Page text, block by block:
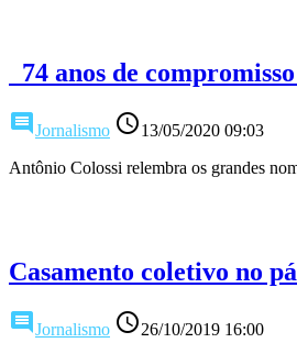
74 anos de
comment Jornalismo access_time13/05/2020 09:03
Antônio Colossi relembra os grandes
Casamento coletivo no
comment Jornalismo access_time26/10/2019 16:00